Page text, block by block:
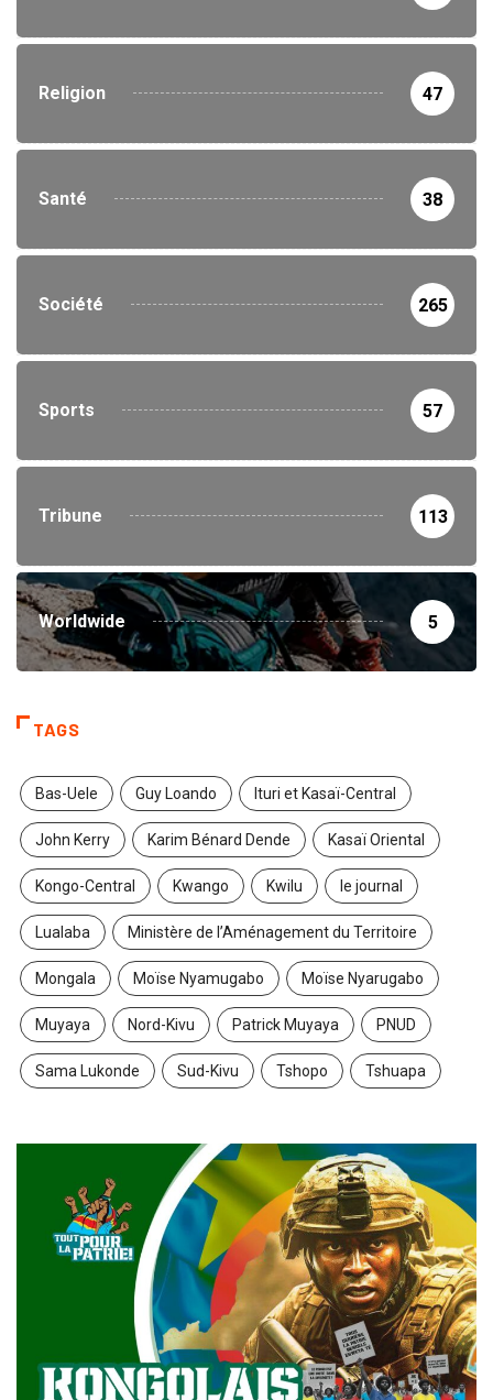
Religion 47
Santé 38
Société 265
Sports 57
Tribune 113
Worldwide 5
TAGS
Bas-Uele Guy Loando Ituri et Kasaï-Central
John Kerry Karim Bénard Dende Kasaï Oriental
Kongo-Central Kwango Kwilu le journal
Lualaba Ministère de l’Aménagement du Territoire
Mongala Moïse Nyamugabo Moïse Nyarugabo
Muyaya Nord-Kivu Patrick Muyaya PNUD
Sama Lukonde Sud-Kivu Tshopo Tshuapa